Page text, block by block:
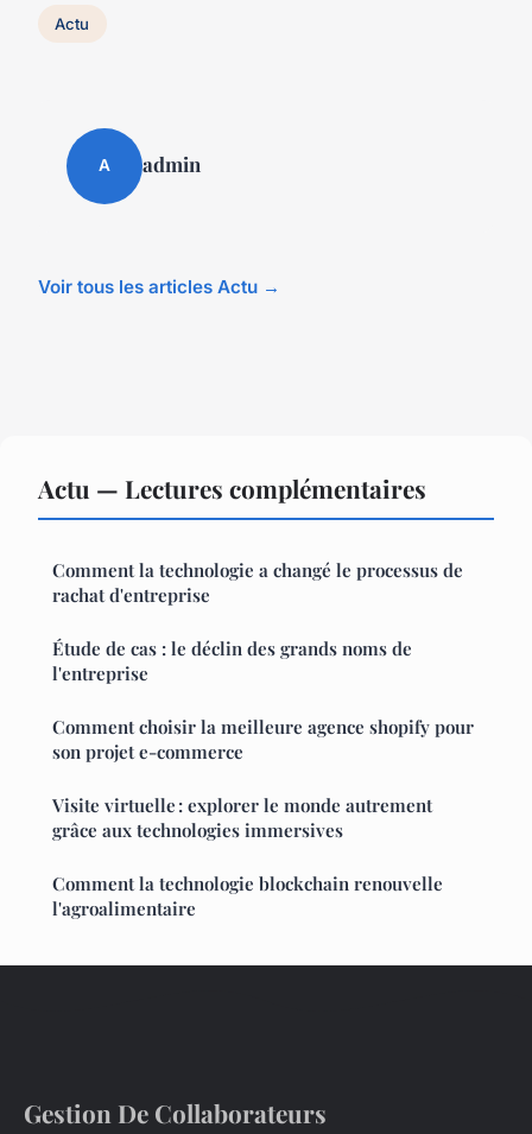
Actu
A admin
Voir tous les articles Actu →
Actu — Lectures complémentaires
Comment la technologie a changé le processus de
rachat d'entreprise
Étude de cas : le déclin des grands noms de
l'entreprise
Comment choisir la meilleure agence shopify pour
son projet e-commerce
Visite virtuelle : explorer le monde autrement
grâce aux technologies immersives
Comment la technologie blockchain renouvelle
l'agroalimentaire
Gestion De Collaborateurs